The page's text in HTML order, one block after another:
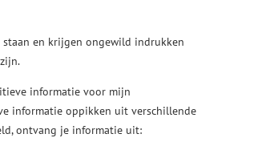
en krijgen ongewild indrukken
informatie voor mijn
informatie oppikken uit verschillende
ontvang je informatie uit: